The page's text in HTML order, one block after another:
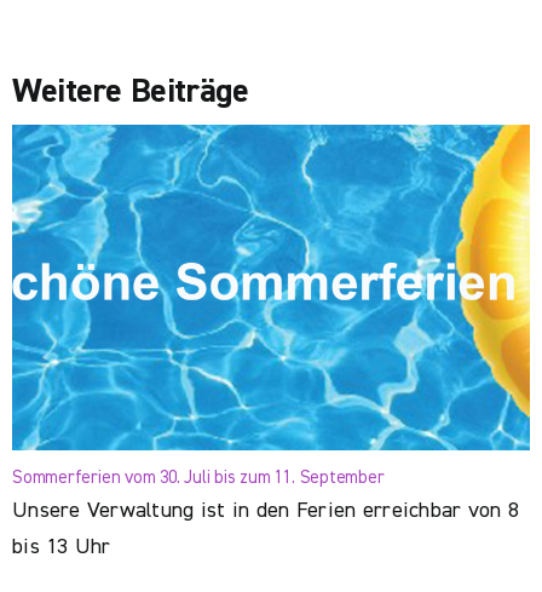
Weitere Beiträge
Sommerferien vom 30. Juli bis zum 11. September
Unsere Verwaltung ist in den Ferien erreichbar von 8
bis 13 Uhr